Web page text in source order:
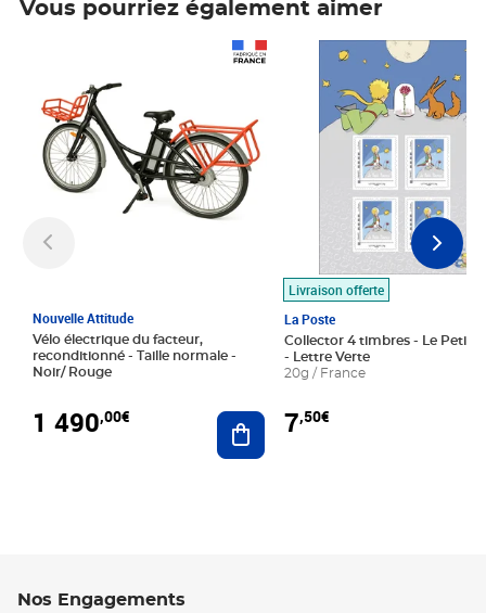
Vous pourriez également aimer
Nouvelle Attitude
Vélo électrique du facteur,
reconditionné - Taille normale -
Noir/ Rouge
1 490,00€ Ajouter au panier
Livraison offerte
La Poste
Collector 4 timbres - Le Petit
- Lettre Verte
20g / France
7,50€
Prix 7,50€
Nos Engagements